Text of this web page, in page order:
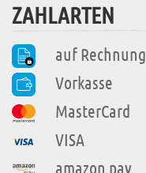
ZAHLARTEN
auf Rechnung
Vorkasse
MasterCard
VISA
amazon pay